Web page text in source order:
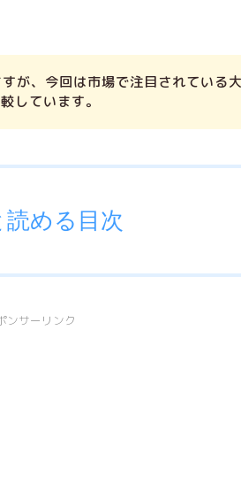
が、今回は市場で注目されている
しています。
める目次
ンサーリンク